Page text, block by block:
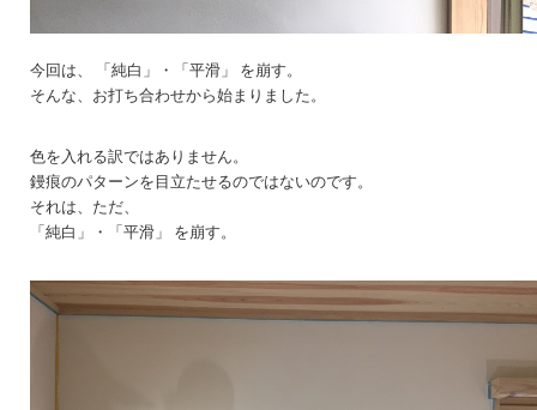
今回は、 「純白」・「平滑」 を崩す。
そんな、お打ち合わせから始まりました。
色を入れる訳ではありません。
鏝痕のパターンを目立たせるのではないのです。
それは、ただ、
「純白」・「平滑」 を崩す。